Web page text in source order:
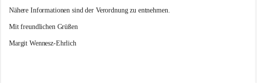
Nähere Informationen sind der Verordnung zu entnehmen.
Mit freundlichen Grüßen
Margit Wennesz-Ehrlich